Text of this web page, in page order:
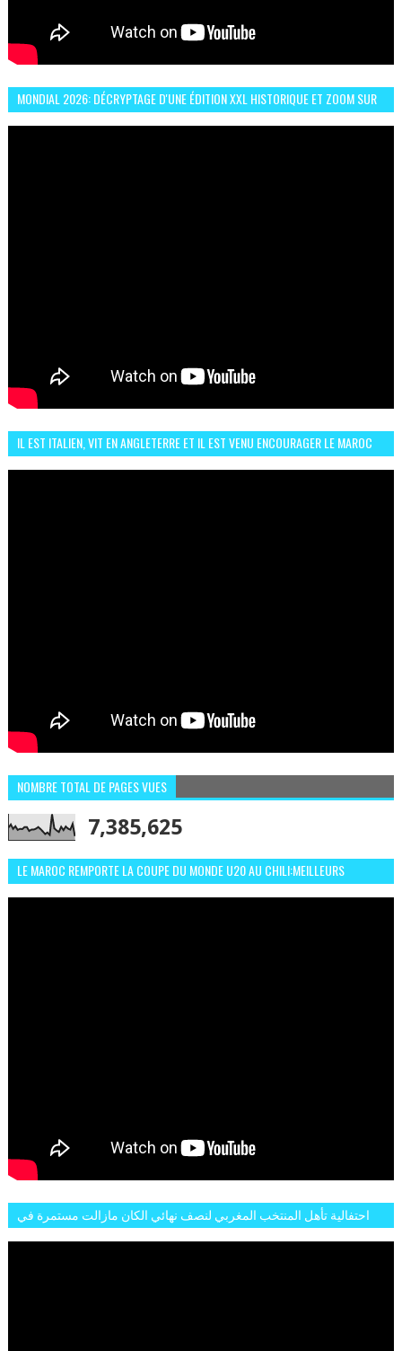
MONDIAL 2026: DÉCRYPTAGE D'UNE ÉDITION XXL HISTORIQUE ET ZOOM SUR
LE CHOC MAROC–BRÉSIL DU 13 JUIN
IL EST ITALIEN, VIT EN ANGLETERRE ET IL EST VENU ENCOURAGER LE MAROC
ET IL EST FAN DE L'AMBIANCE ICI
NOMBRE TOTAL DE PAGES VUES
7,385,625
LE MAROC REMPORTE LA COUPE DU MONDE U20 AU CHILI:MEILLEURS
MOMENTS ET BUTS CONTRE L'ARGENTINE
احتفالية تأهل المنتخب المغربي لنصف نهائي الكان مازالت مستمرة في
شوارع الرباط وهاته انطباعات الجمهور